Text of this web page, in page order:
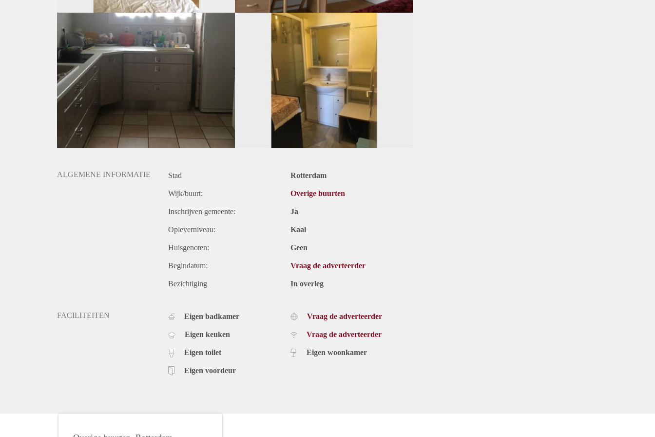
ALGEMENE INFORMATIE Stad Rotterdam
Wijk/buurt: Overige buurten
Inschrijven gemeente: Ja
Opleverniveau: Kaal
Huisgenoten: Geen
Begindatum: Vraag de adverteerder
Bezichtiging In overleg
FACILITEITEN Eigen badkamer
Eigen keuken
Eigen toilet
Eigen voordeur
Vraag de adverteerder
Vraag de adverteerder
Eigen woonkamer